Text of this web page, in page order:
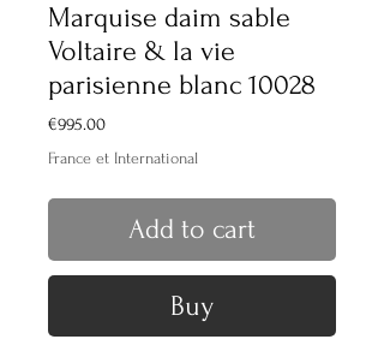
Marquise daim sable
Voltaire & la vie
parisienne blanc 10028
€995.00Price
France et International
Add to cart
Buy